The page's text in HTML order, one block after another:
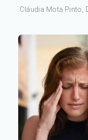
Cláudia Mota Pinto,